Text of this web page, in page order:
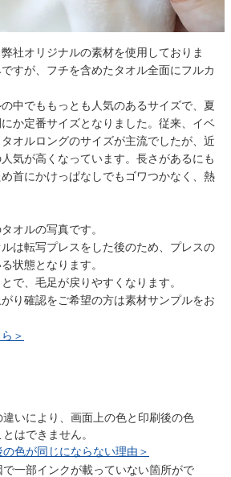
社オリジナルの素材を使用しておりま
すが、フチを含めたタオル全面にフルカ
中でももっとも人気のあるサイズで、夏
か定番サイズとなりました。従来、イベ
オルロングのサイズが主流でしたが、近
気が高くなっています。長さがあるにも
首にかけっぱなしでもゴワつかなく、熱
オルの写真です。
は転写プレスをした後のため、プレスの
状態となります。
で、毛足が戻りやすくなります。
り確認をご希望の方は素材サンプルをお
＞
いにより、画面上の色と印刷後の色
はできません。
色が同じにならない理由＞
一部インクが載っていない箇所がで